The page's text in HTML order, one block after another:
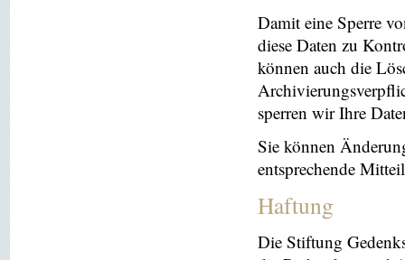
Damit eine Sperre
diese Daten zu
können auch die
sperren wir Ihre
Sie können
entsprechende
Haftung
Die Stiftung